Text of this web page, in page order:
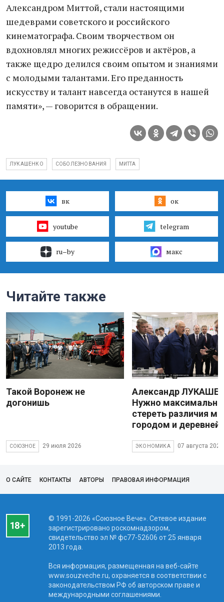
Александром Миттой, стали настоящими
шедеврами советского и российского
кинематографа. Своим творчеством он
вдохновлял многих режиссёров и актёров, а
также щедро делился своим опытом и знаниями
с молодыми талантами. Его преданность
искусству и талант навсегда останутся в нашей
памяти», — говорится в обращении.
ЛУКАШЕНКО СОБОЛЕЗНОВАНИЯ МИТТА
вк ок
youtube telegram
ru–by макс
Читайте также
Такой Воронеж не
догонишь
СОЮЗНОЕ 29 июля 2026
Александр
Нужно максимально
стереть различия
городом и деревней
ЭКОНОМИКА 07 августа 2026
О САЙТЕ КОНТАКТЫ АВТОРЫ ПРАВОВАЯ ИНФОРМАЦИЯ
© 1991-2026 «Союзное Вече». Сетевое издание
зарегистрировано роскомнадзором,
свидетельство эл № фc77-52606 от 25 января
2013 года.
Вся информация, размещенная на веб-сайте
www.souzveche.ru, охраняется в соответствии с
законодательством РФ об авторском праве и
международными соглашениями.